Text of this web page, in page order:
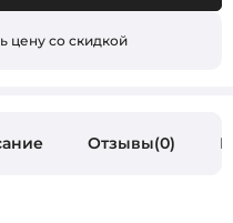
цену со скидкой
Отзывы(0)